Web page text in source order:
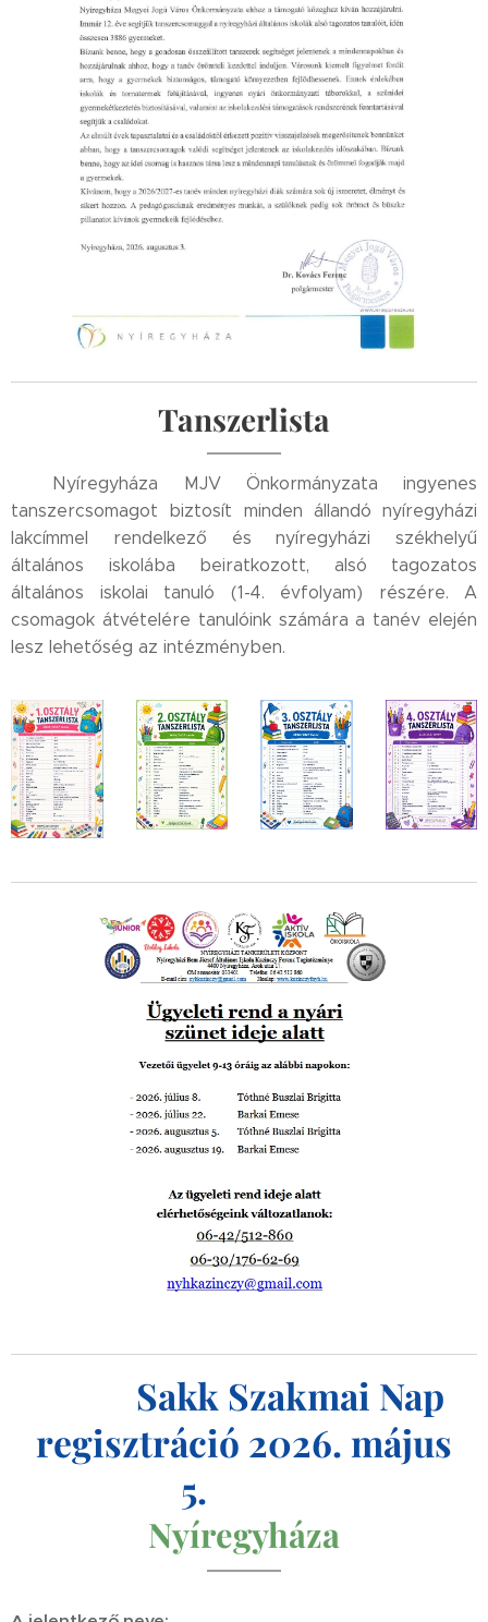
Tanszerlista
✨Nyíregyháza MJV Önkormányzata ingyenes
tanszercsomagot biztosít minden állandó nyíregyházi
lakcímmel rendelkező és nyíregyházi székhelyű
általános iskolába beiratkozott, alsó tagozatos
általános iskolai tanuló (1-4. évfolyam) részére. A
csomagok átvételére tanulóink számára a tanév elején
lesz lehetőség az intézményben.✨
Sakk Szakmai Nap
regisztráció 2026. május
5.
Nyíregyháza